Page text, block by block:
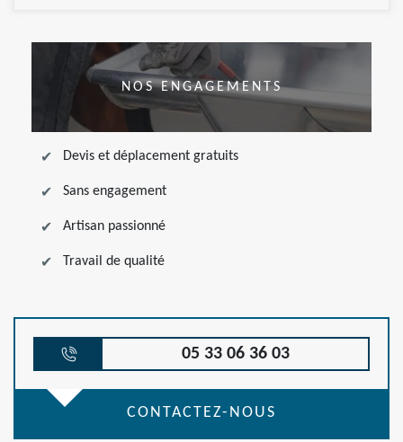
NOS ENGAGEMENTS
Devis et déplacement gratuits
Sans engagement
Artisan passionné
Travail de qualité
05 33 06 36 03
CONTACTEZ-NOUS